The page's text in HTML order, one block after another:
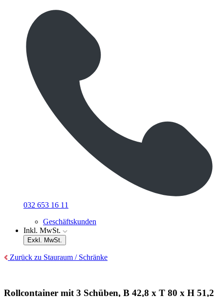
032 653 16 11
Geschäftskunden
Inkl. MwSt.
Exkl. MwSt.
Zurück zu Stauraum / Schränke
Rollcontainer mit 3 Schüben, B 42,8 x T 80 x H 51,2